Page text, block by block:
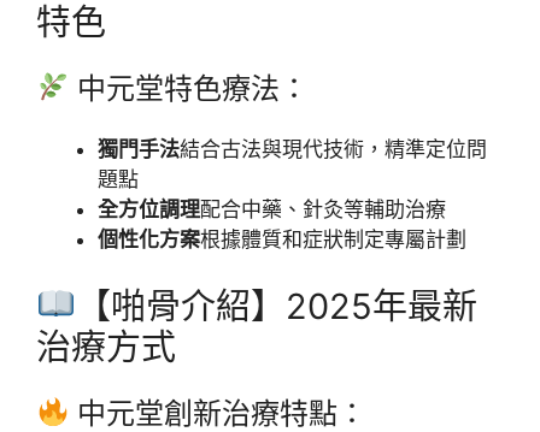
特色
中元堂特色療法：
獨門手法結合古法與現代技術，精準定位問
題點
全方位調理配合中藥、針灸等輔助治療
個性化方案根據體質和症狀制定專屬計劃
【啪骨介紹】2025年最新
治療方式
中元堂創新治療特點：